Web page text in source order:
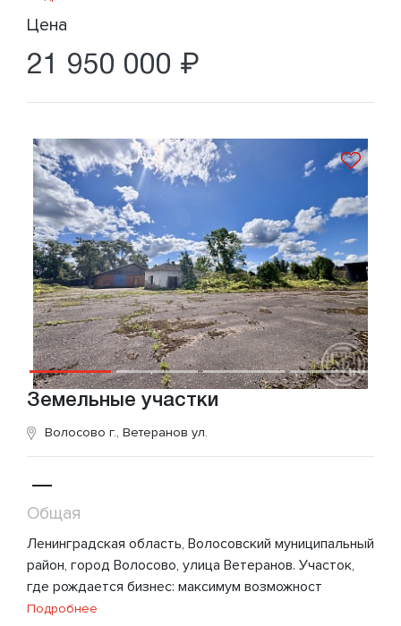
Цена
21 950 000 ₽
Земельные участки
Волосово г., Ветеранов ул.
—
Общая
Ленинградская область, Волосовский муниципальный
район, город Волосово, улица Ветеранов. Участок,
где рождается бизнес: максимум возможност
Подробнее